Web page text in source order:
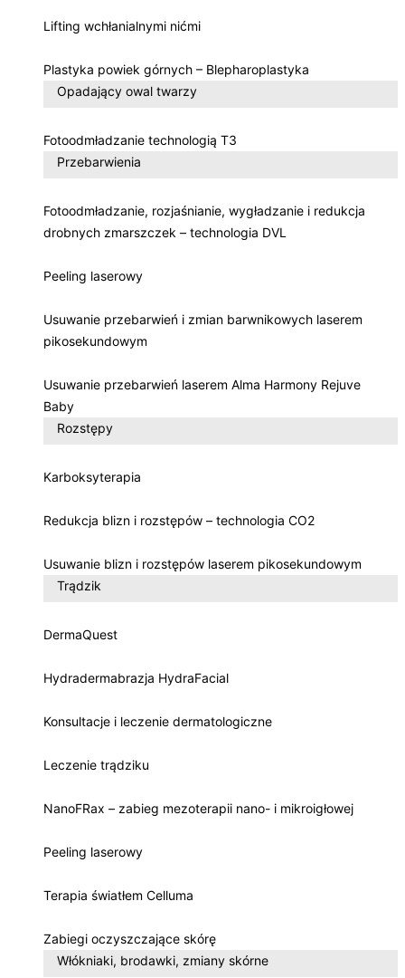
Lifting wchłanialnymi nićmi
Plastyka powiek górnych – Blepharoplastyka
Opadający owal twarzy
Fotoodmładzanie technologią T3
Przebarwienia
Fotoodmładzanie, rozjaśnianie, wygładzanie i redukcja
drobnych zmarszczek – technologia DVL
Peeling laserowy
Usuwanie przebarwień i zmian barwnikowych laserem
pikosekundowym
Usuwanie przebarwień laserem Alma Harmony Rejuve
Baby
Rozstępy
Karboksyterapia
Redukcja blizn i rozstępów – technologia CO2
Usuwanie blizn i rozstępów laserem pikosekundowym
Trądzik
DermaQuest
Hydradermabrazja HydraFacial
Konsultacje i leczenie dermatologiczne
Leczenie trądziku
NanoFRax – zabieg mezoterapii nano- i mikroigłowej
Peeling laserowy
Terapia światłem Celluma
Zabiegi oczyszczające skórę
Włókniaki, brodawki, zmiany skórne